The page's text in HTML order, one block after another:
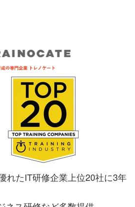
れたIT研修企業上位20社に3年